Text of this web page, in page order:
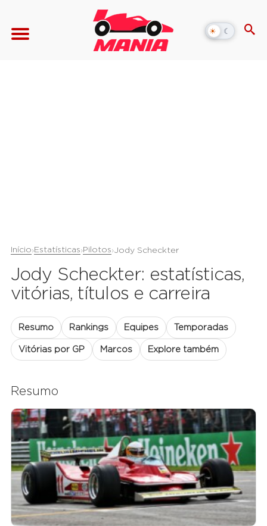
☀ ☾
Alternar
modo
Início›Estatísticas›Pilotos›Jody Scheckter
Jody Scheckter: estatísticas,
vitórias, títulos e carreira
Resumo Rankings Equipes Temporadas
Vitórias por GP Marcos Explore também
Resumo